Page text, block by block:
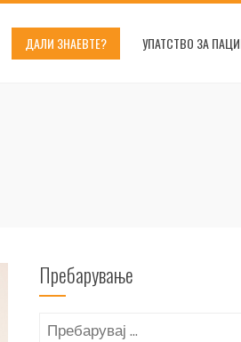
ДАЛИ ЗНАЕВТЕ?
УПАТСТВО ЗА
Пребарување
Пребарувај